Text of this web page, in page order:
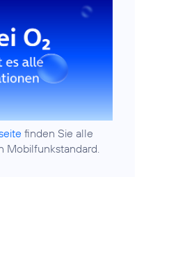
finden Sie alle
Mobilfunkstandard.